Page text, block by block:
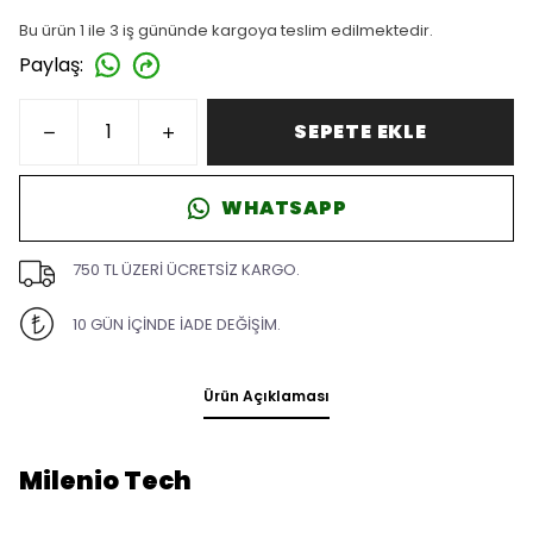
Bu ürün 1 ile 3 iş gününde kargoya teslim edilmektedir.
Paylaş:
SEPETE EKLE
WHATSAPP
750 TL ÜZERİ ÜCRETSİZ KARGO.
10 GÜN İÇİNDE İADE DEĞİŞİM.
Ürün Açıklaması
Milenio Tech